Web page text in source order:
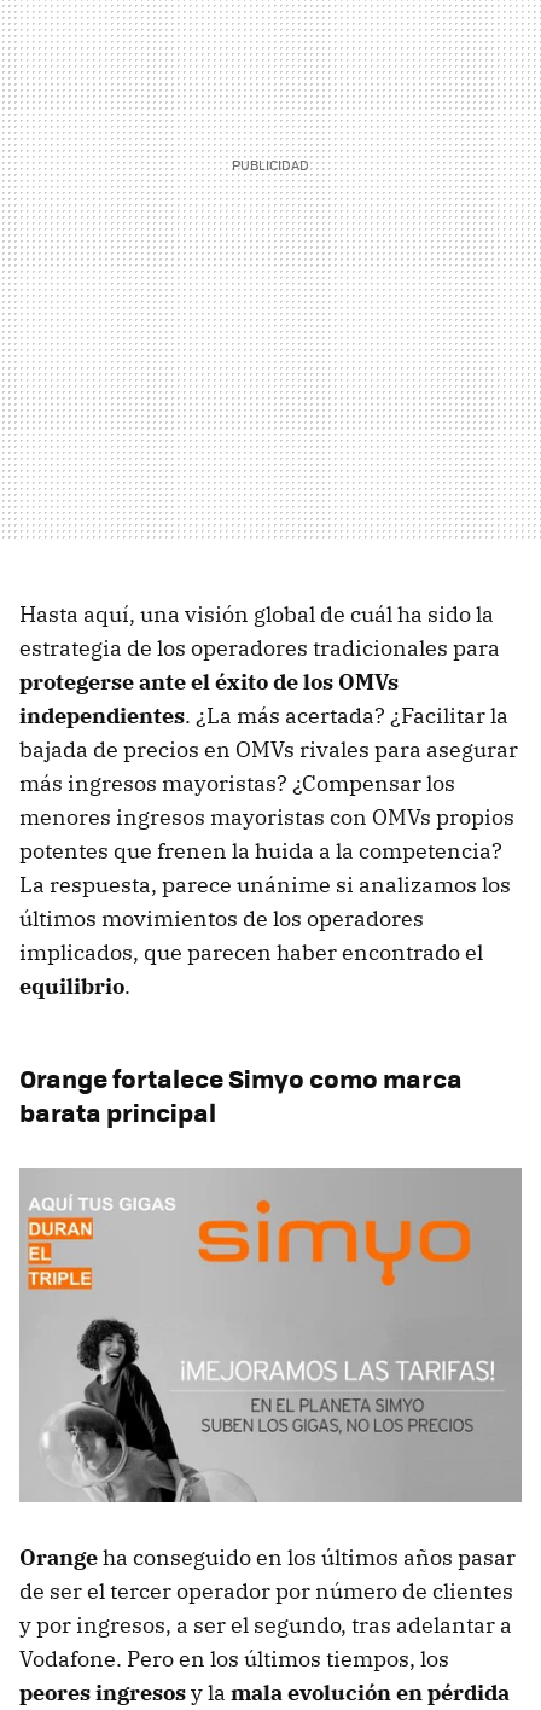
Hasta aquí, una visión global de cuál ha sido la
estrategia de los operadores tradicionales para
protegerse ante el éxito de los OMVs
independientes. ¿La más acertada? ¿Facilitar la
bajada de precios en OMVs rivales para asegurar
más ingresos mayoristas? ¿Compensar los
menores ingresos mayoristas con OMVs propios
potentes que frenen la huida a la competencia?
La respuesta, parece unánime si analizamos los
últimos movimientos de los operadores
implicados, que parecen haber encontrado el
equilibrio.
Orange fortalece Simyo como marca
barata principal
Orangeha conseguido en los últimos años pasar
de ser el tercer operador por número de clientes
y por ingresos, a ser el segundo, tras adelantar a
Vodafone. Pero en los últimos tiempos, los
peores ingresosy la mala evolución en pérdida